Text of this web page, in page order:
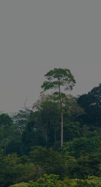
kann